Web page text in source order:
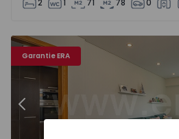
2 1 71 78 0
Garantie ERA
Appartement Amadora, Casal de
Précédent